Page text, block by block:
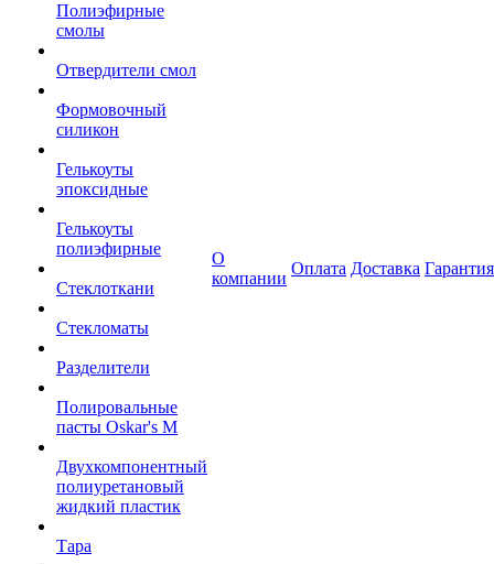
Полиэфирные
смолы
Отвердители смол
Формовочный
силикон
Гелькоуты
эпоксидные
Гелькоуты
полиэфирные
Стеклоткани
Стекломаты
Разделители
Полировальные
пасты Oskar's M
Двухкомпонентный
полиуретановый
жидкий пластик
Тара
О
компании
Оплата Доставка Гарантия